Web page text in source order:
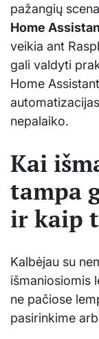
pažangių
Home
veikia ant
gali valdyti
Home
nepalaiko.
Kai
tampa
ir kaip
Kalbėjau su
išmaniosiomis
ne pačiose
pasirinkime